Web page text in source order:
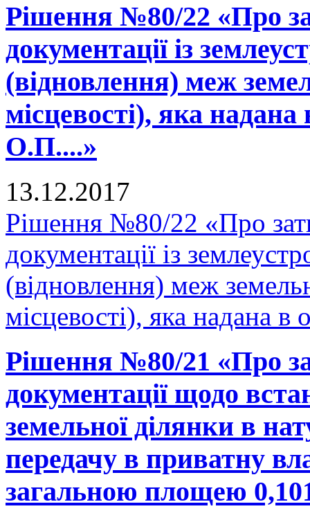
Рішення №80/22 «Про
документації із
(відновлення) меж
місцевості), яка
О.П....»
13.12.2017
Рішення №80/22 «Про
документації із
(відновлення) меж
місцевості), яка надана
Рішення №80/21 «Про
документації щодо
земельної ділянки в
передачу в приватну
загальною площею